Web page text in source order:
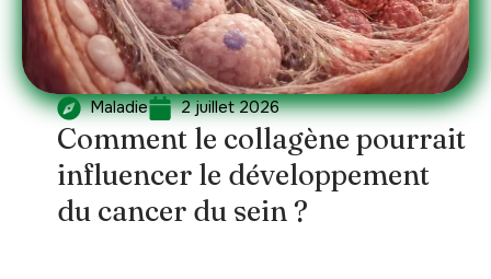
Maladie 2 juillet 2026
Comment le collagène pourrait
influencer le développement
du cancer du sein ?